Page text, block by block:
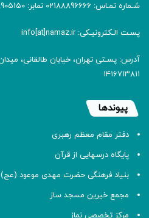
شـماره تمـاس: 02188896666 نمابر: 02188905150
پسـت الـکترونیـکی: info[at]namaz.ir
۱۴۱۶۷۱۳۸۱۱
پیوندها
دفتر مقام معظم رهبری
پایگاه درسهایی از قرآن
بنیاد فرهنگی حضرت مهدی موعود (عج)
مجمع خیرین مسجد ساز
مرکز تخصصی نماز